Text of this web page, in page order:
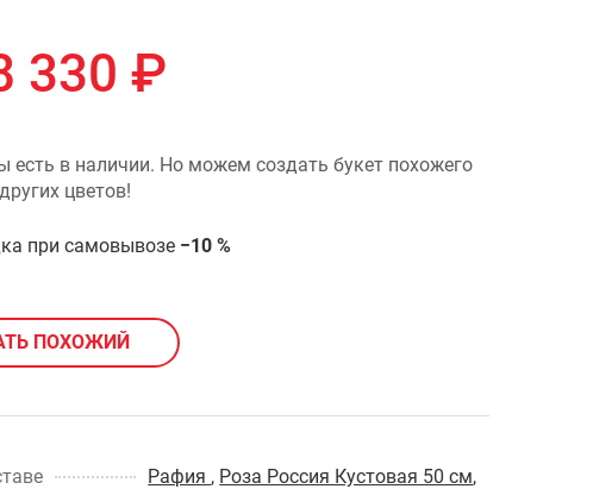
330 ₽
есть в наличии. Но можем создать букет похожего
цветов!
при самовывозе −10 %
ПОХОЖИЙ
Рафия , Роза Россия Кустовая 50 см,